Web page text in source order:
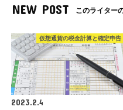
NEW POST このライター
仮想通貨の税金計算と確定申告
2023.2.4